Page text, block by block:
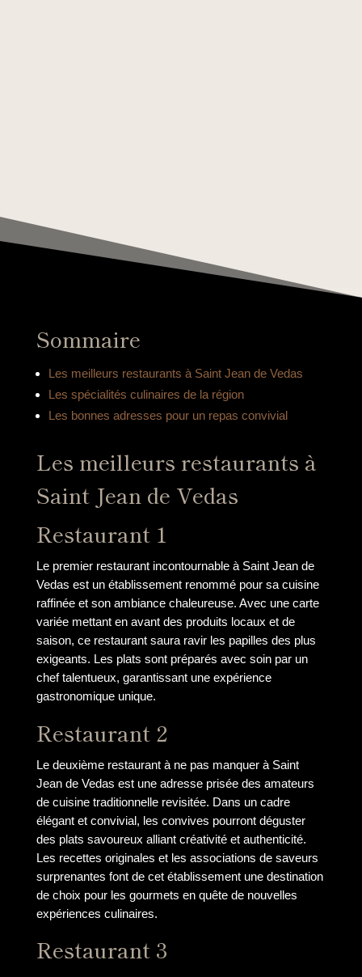
Sommaire
Les meilleurs restaurants à Saint Jean de Vedas
Les spécialités culinaires de la région
Les bonnes adresses pour un repas convivial
Les meilleurs restaurants à
Saint Jean de Vedas
Restaurant 1
Le premier restaurant incontournable à Saint Jean de
Vedas est un établissement renommé pour sa cuisine
raffinée et son ambiance chaleureuse. Avec une carte
variée mettant en avant des produits locaux et de
saison, ce restaurant saura ravir les papilles des plus
exigeants. Les plats sont préparés avec soin par un
chef talentueux, garantissant une expérience
gastronomique unique.
Restaurant 2
Le deuxième restaurant à ne pas manquer à Saint
Jean de Vedas est une adresse prisée des amateurs
de cuisine traditionnelle revisitée. Dans un cadre
élégant et convivial, les convives pourront déguster
des plats savoureux alliant créativité et authenticité.
Les recettes originales et les associations de saveurs
surprenantes font de cet établissement une destination
de choix pour les gourmets en quête de nouvelles
expériences culinaires.
Restaurant 3